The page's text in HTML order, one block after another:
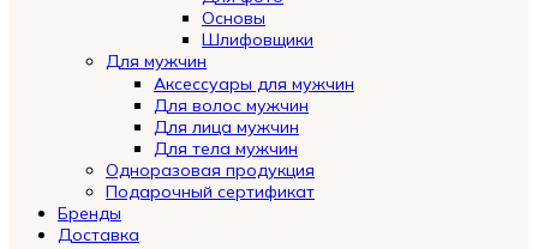
Основы
Шлифовщики
Для мужчин
Аксессуары для мужчин
Для волос мужчин
Для лица мужчин
Для тела мужчин
Одноразовая продукция
Подарочный сертификат
Automatically
Hierarchic
Бренды
Доставка